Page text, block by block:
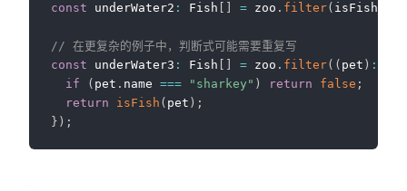
const underWater2 : Fish = zoo . filter( isFish
// 在更复杂的例子中，判断式可能需要重复写
const underWater3 : Fish = zoo . filter( ( pet ) :
if
( pet . name === "sharkey" ) return false ;
return
isFish ( pet ) ;
} ) ;